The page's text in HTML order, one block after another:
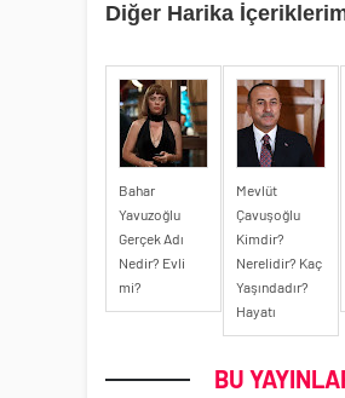
Diğer Harika
Bahar
Yavuzoğlu
Gerçek Adı
Nedir? Evli
mi?
Mevlüt
Çavuşoğlu
Kimdir?
Nerelidir? Kaç
Yaşındadır?
Hayatı
BU